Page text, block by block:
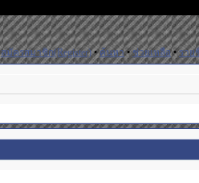
สมัครสมาชิก(Register)•ค้นหา•ช่วยเหลือ•ราย